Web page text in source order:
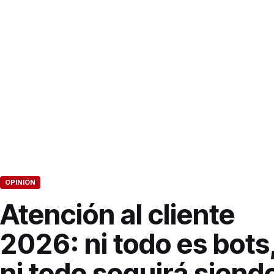
OPINIÓN
Atención al cliente
2026: ni todo es